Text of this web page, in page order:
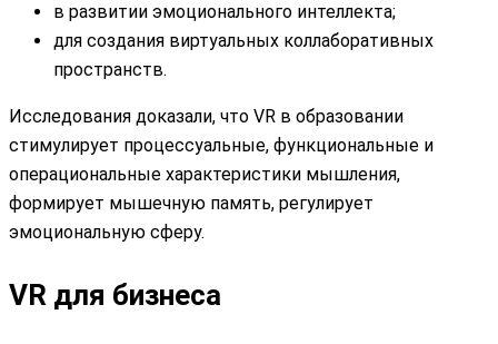
в развитии эмоционального интеллекта;
для создания виртуальных коллаборативных
пространств.
Исследования доказали, что VR в образовании
стимулирует процессуальные, функциональные и
операциональные характеристики мышления,
формирует мышечную память, регулирует
эмоциональную сферу.
VR для бизнеса